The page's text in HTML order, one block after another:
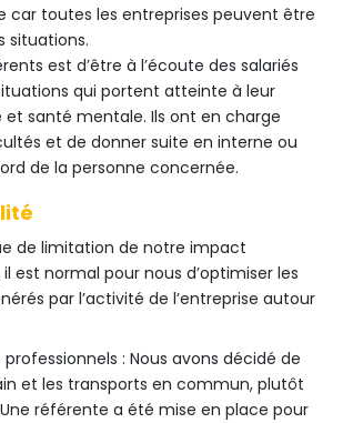
car toutes les entreprises peuvent être
situations.
est d’être à l’écoute des salariés
qui portent atteinte à leur
santé mentale. Ils ont en charge
et de donner suite en interne ou
de la personne concernée.
de limitation de notre impact
est normal pour nous d’optimiser les
par l’activité de l’entreprise autour
: Nous avons décidé de
et les transports en commun, plutôt
référente a été mise en place pour